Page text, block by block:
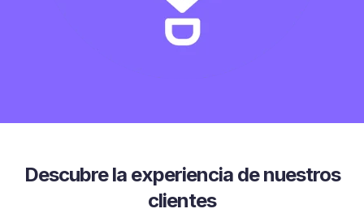
Descubre la experiencia de nuestros
clientes